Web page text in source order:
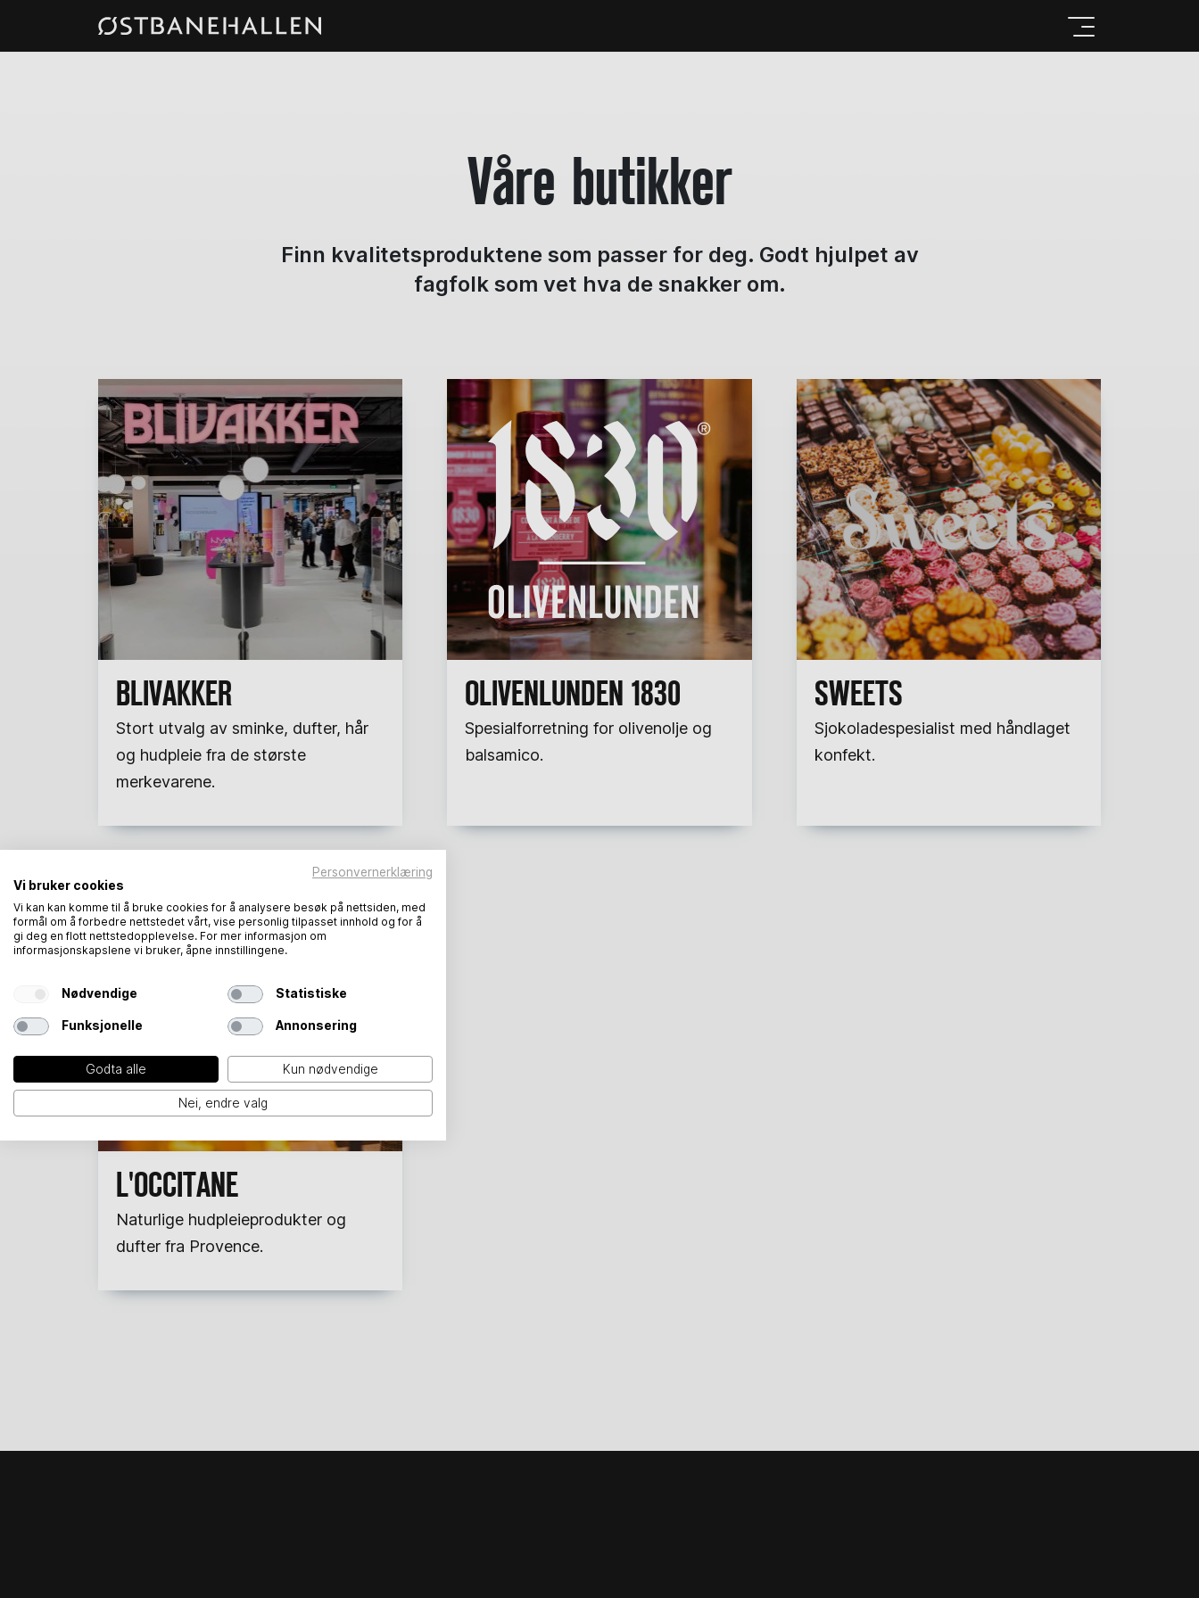
Våre butikker
Finn kvalitetsproduktene som passer for deg. Godt hjulpet av
fagfolk som vet hva de snakker om.
BLIVAKKER
Stort utvalg av sminke, dufter, hår
og hudpleie fra de største
merkevarene.
OLIVENLUNDEN 1830
Spesialforretning for olivenolje og
balsamico.
SWEETS
Sjokoladespesialist med håndlaget
konfekt.
L'OCCITANE
Naturlige hudpleieprodukter og
dufter fra Provence.
Personvernerklæring
Vi bruker cookies
Vi kan kan komme til å bruke cookies for å analysere besøk på nettsiden, med
formål om å forbedre nettstedet vårt, vise personlig tilpasset innhold og for å
gi deg en flott nettstedopplevelse. For mer informasjon om
informasjonskapslene vi bruker, åpne innstillingene.
Nødvendige Statistiske
Funksjonelle Annonsering
Godta alle Kun nødvendige
Nei, endre valg